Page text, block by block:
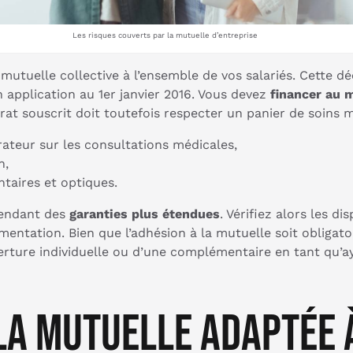
Les risques couverts par la mutuelle d’entreprise
collective à l’ensemble de vos salariés. Cette
au 1er janvier 2016. Vous devez financer au
souscrit doit toutefois respecter un panier de soins
sur les consultations médicales,
et optiques.
des garanties plus étendues. Vérifiez alors les
Bien que l’adhésion à la mutuelle soit
individuelle ou d’une complémentaire en tant
mutuelle